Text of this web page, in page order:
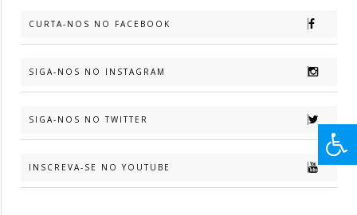
CURTA-NOS NO FACEBOOK
SIGA-NOS NO INSTAGRAM
SIGA-NOS NO TWITTER
INSCREVA-SE NO YOUTUBE